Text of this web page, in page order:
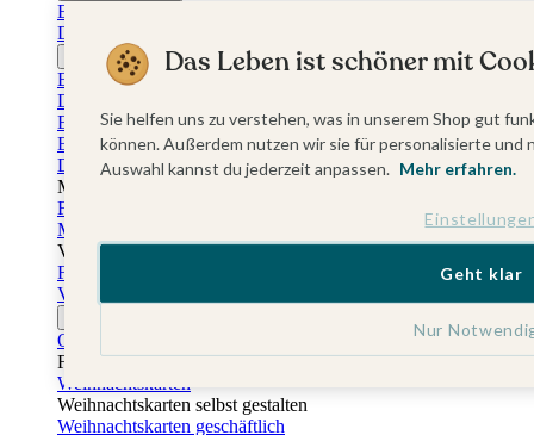
Einladungskarten Firmung
Dankeskarten Firmung
Jugendweihekarten
Einladungskarten Jugendweihe
Dankeskarten Jugendweihe
Einschulungskarten
Einladungskarten Einschulung
Danksagung Einschulung
Muttertag
Fotogeschenke Muttertag
Muttertagskarten
Vatertag
Fotogeschenke Vatertag
Vatertagskarten
Osterkarten
Fotogeschenke zu Ostern
Weihnachtskarten
Weihnachtskarten selbst gestalten
Weihnachtskarten geschäftlich
Das Leben ist schöner mit
Sie helfen uns zu verstehen, was in unserem Shop gut
können. Außerdem nutzen wir sie für personalisierte
Auswahl kannst du jederzeit anpassen. Mehr erfahren.
Nur
Geht klar